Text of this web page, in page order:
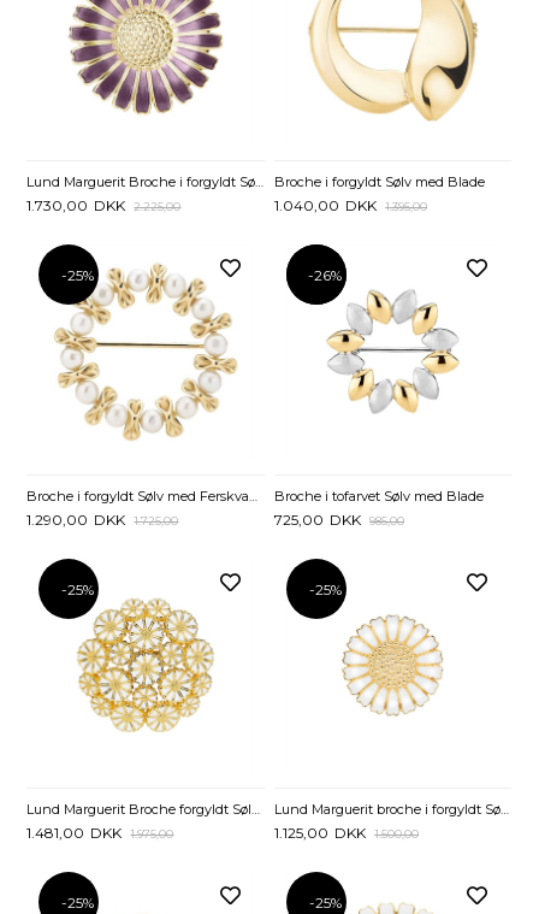
Lund Marguerit Broche i forgyldt Sølv 36 mm - Lilla
1.730,00 DKK 2.225,00
Broche i forgyldt Sølv med Blade
1.040,00 DKK 1.395,00
-25%
1.290,00 DKK 1.725,00
-26%
-26%
Broche i tofarvet Sølv med Blade
725,00 DKK 985,00
-25%
Lund Marguerit Broche forgyldt Sølv mix af Margueritter
1.481,00 DKK 1.975,00
-25%
1.125,00 DKK 1.500,00
-25% -25%